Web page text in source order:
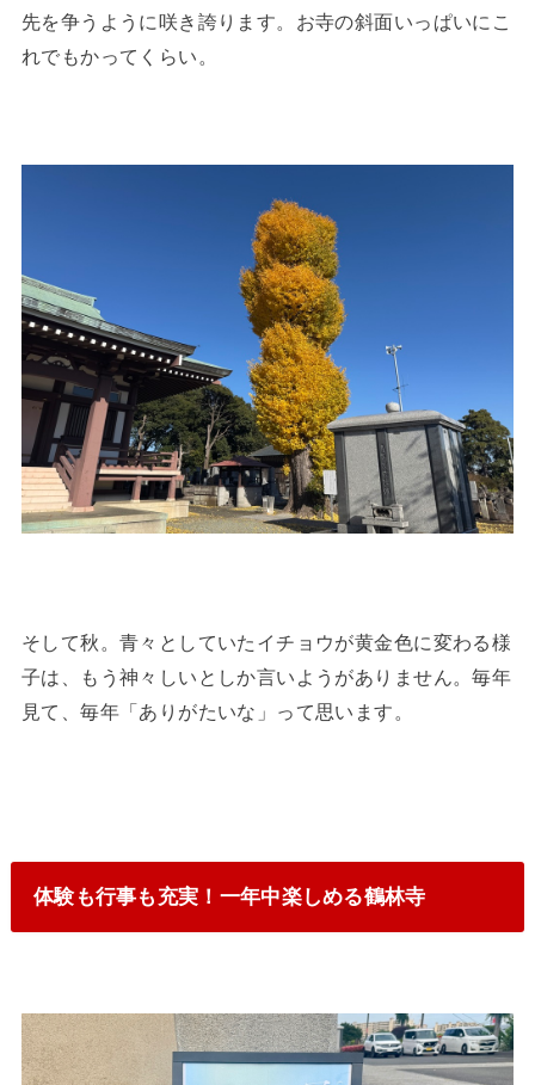
先を争うように咲き誇ります。お寺の斜面いっぱいにこ
れでもかってくらい。
そして秋。青々としていたイチョウが黄金色に変わる様
子は、もう神々しいとしか言いようがありません。毎年
見て、毎年「ありがたいな」って思います。
体験も行事も充実！一年中楽しめる鶴林寺